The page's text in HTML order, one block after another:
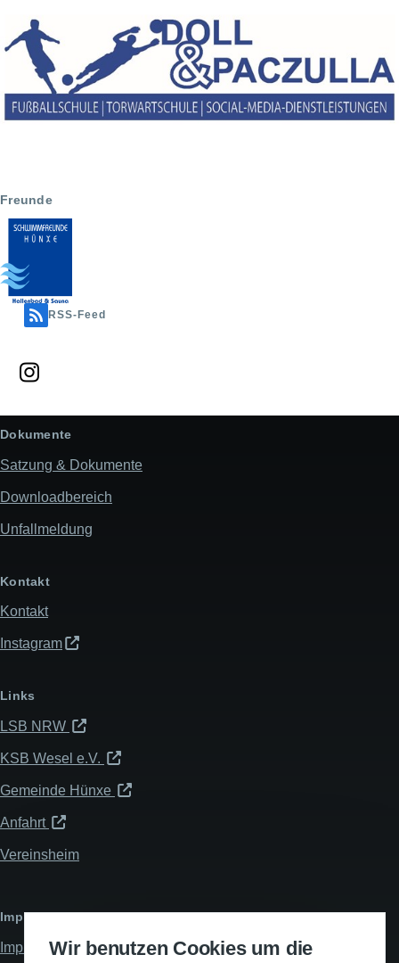
Wir benutzen Cookies um die
Freunde
RSS-Feed
Dokumente
Satzung & Dokumente
Downloadbereich
Unfallmeldung
Kontakt
Kontakt
Instagram
Links
LSB NRW
KSB Wesel e.V.
Gemeinde Hünxe
Anfahrt
Vereinsheim
Impressum & Datenschutz
Impressum